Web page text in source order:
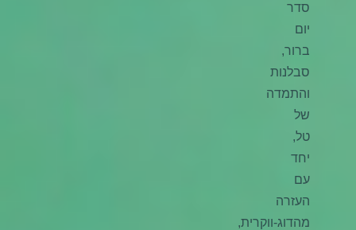
סדר
יום
ברור,
סבלנות
והתמדה
של
טל,
יחד
עם
העזרה
מהדוג-ווקרית,